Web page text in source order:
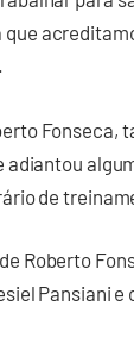
Fonseca,
adiantou
de
Roberto
Pansiani